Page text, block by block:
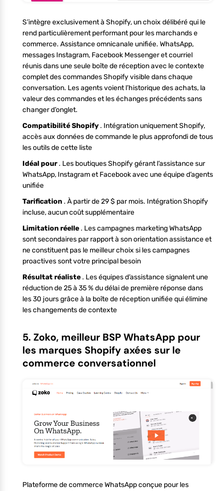
S’intègre exclusivement à Shopify, un choix délibéré qui le
rend particulièrement performant pour les marchands e
commerce. Assistance omnicanale unifiée. WhatsApp,
messages Instagram, Facebook Messenger et courriel
réunis dans une seule boîte de réception avec le contexte
complet des commandes Shopify visible dans chaque
conversation. Les agents voient l’historique des achats, la
valeur des commandes et les échanges précédents sans
changer d’onglet.
Compatibilité Shopify . Intégration uniquement Shopify,
accès aux données de commande le plus approfondi de tous
les outils de cette liste
Idéal pour. Les boutiques Shopify gérant l’assistance sur
WhatsApp, Instagram et Facebook avec une équipe d’agents
unifiée
Tarification . À partir de 29 $ par mois. Intégration Shopify
incluse, aucun coût supplémentaire
Limitation réelle . Les campagnes marketing WhatsApp
sont secondaires par rapport à son orientation assistance et
ne constituent pas le meilleur choix si les campagnes
proactives sont votre principal besoin
Résultat réaliste . Les équipes d’assistance signalent une
réduction de 25 à 35 % du délai de première réponse dans
les 30 jours grâce à la boîte de réception unifiée qui élimine
les changements de contexte
5. Zoko, meilleur BSP WhatsApp pour
les marques Shopify axées sur le
commerce conversationnel
Plateforme de commerce WhatsApp conçue pour les